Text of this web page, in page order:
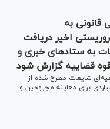
قانونی به
اخیر دریافت
به ستاد‌های خبری و
شایعات مطرح شده از
برای معاینه مجروحین و